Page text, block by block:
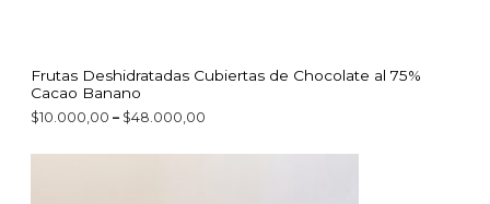
Frutas Deshidratadas Cubiertas de Chocolate al 75%
Cacao Banano
$10.000,00 – $48.000,00
t